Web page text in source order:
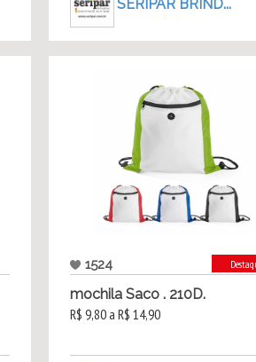
SERIPAR BRIND...
1524
mochila Saco . 210D.
R$ 9,80 a R$ 14,90